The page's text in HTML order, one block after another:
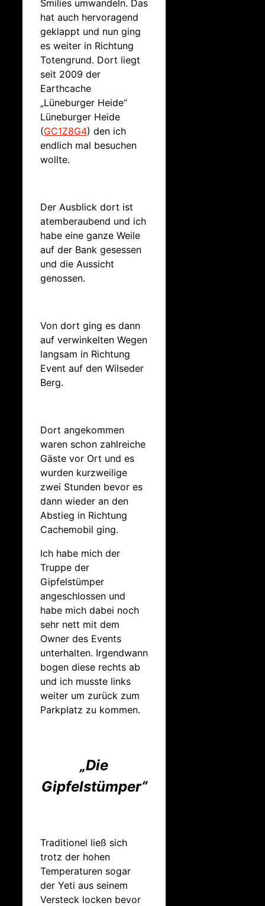
Smilies umwandeln. Das
hat auch hervoragend
geklappt und nun ging
es weiter in Richtung
Totengrund. Dort liegt
seit 2009 der
Earthcache
„Lüneburger Heide“
Lüneburger Heide
(GC1Z8G4) den ich
endlich mal besuchen
wollte.
Der Ausblick dort ist
atemberaubend und ich
habe eine ganze Weile
auf der Bank gesessen
und die Aussicht
genossen.
Von dort ging es dann
auf verwinkelten Wegen
langsam in Richtung
Event auf den Wilseder
Berg.
Dort angekommen
waren schon zahlreiche
Gäste vor Ort und es
wurden kurzweilige
zwei Stunden bevor es
dann wieder an den
Abstieg in Richtung
Cachemobil ging.
Ich habe mich der
Truppe der
Gipfelstümper
angeschlossen und
habe mich dabei noch
sehr nett mit dem
Owner des Events
unterhalten. Irgendwann
bogen diese rechts ab
und ich musste links
weiter um zurück zum
Parkplatz zu kommen.
„Die
Gipfelstümper“
Traditionel ließ sich
trotz der hohen
Temperaturen sogar
der Yeti aus seinem
Versteck locken bevor